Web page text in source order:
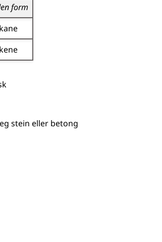
form
stein eller betong